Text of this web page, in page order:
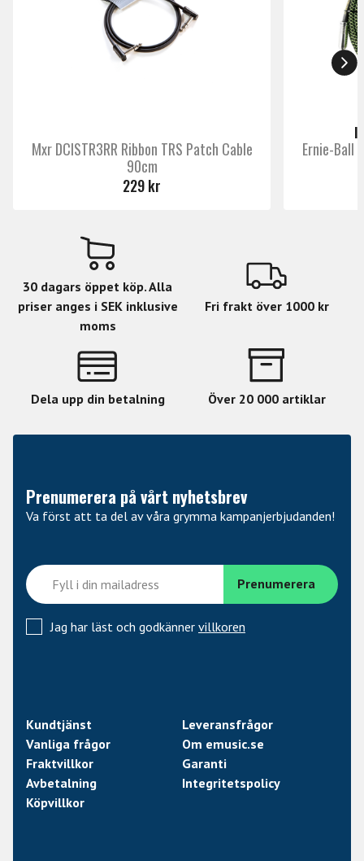
Mxr DCISTR3RR Ribbon TRS Patch Cable
90cm
229 kr
Ernie-Ball
30 dagars öppet köp. Alla
priser anges i SEK inklusive
moms
Fri frakt över 1000 kr
Dela upp din betalning Över 20 000 artiklar
Prenumerera på vårt nyhetsbrev
Va först att ta del av våra grymma kampanjerbjudanden!
Jag har läst och godkänner villkoren
Kundtjänst
Leveransfrågor
Vanliga frågor
Om emusic.se
Fraktvillkor
Garanti
Avbetalning
Integritetspolicy
Köpvillkor